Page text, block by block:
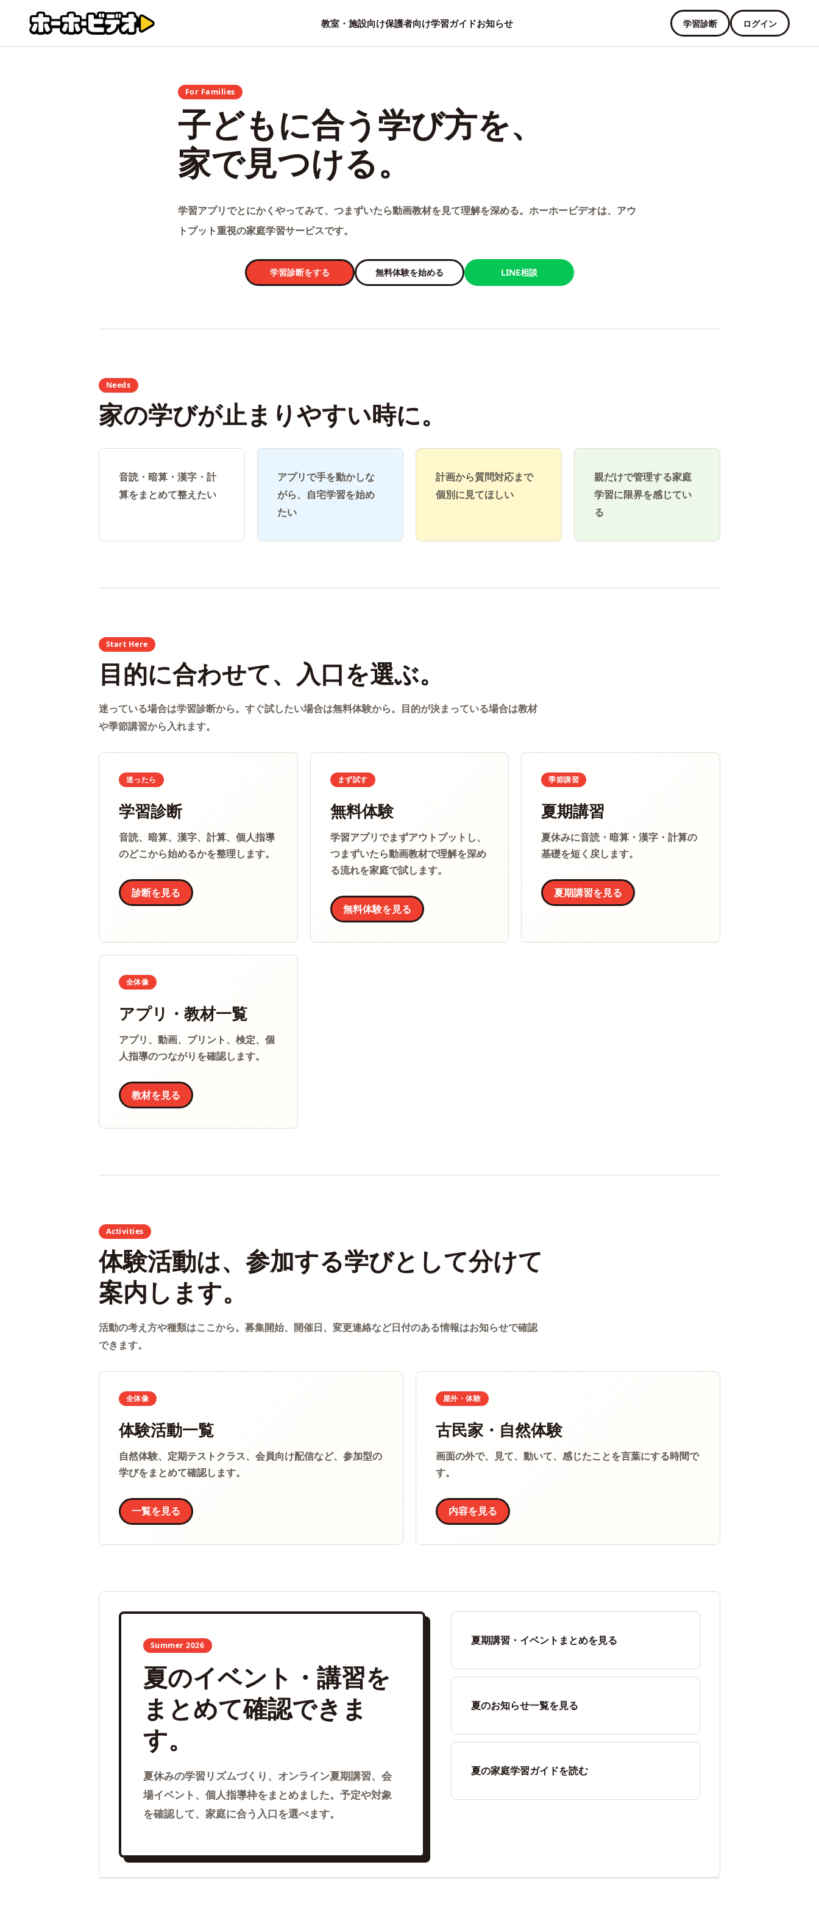
教室・施設向け保護者向け学習ガイドお知らせ 学習診断 ログイン
For Families
子どもに合う学び方を、
家で見つける。
学習アプリでとにかくやってみて、つまずいたら動画教材を見て理解を深める。ホーホービデオは、アウ
トプット重視の家庭学習サービスです。
学習診断をする 無料体験を始める LINE相談
Needs
家の学びが止まりやすい時に。
音読・暗算・漢字・計
算をまとめて整えたい
アプリで手を動かしな
がら、自宅学習を始め
たい
計画から質問対応まで
個別に見てほしい
親だけで管理する家庭
学習に限界を感じてい
る
Start Here
目的に合わせて、入口を選ぶ。
迷っている場合は学習診断から。すぐ試したい場合は無料体験から。目的が決まっている場合は教材
や季節講習から入れます。
迷ったら
学習診断
音読、暗算、漢字、計算、個人指導
のどこから始めるかを整理します。
診断を見る
まず試す
無料体験
学習アプリでまずアウトプットし、
つまずいたら動画教材で理解を深め
る流れを家庭で試します。
無料体験を見る
季節講習
夏期講習
夏休みに音読・暗算・漢字・計算の
基礎を短く戻します。
夏期講習を見る
全体像
アプリ・教材一覧
アプリ、動画、プリント、検定、個
人指導のつながりを確認します。
教材を見る
Activities
体験活動は、参加する学びとして分けて
案内します。
活動の考え方や種類はここから。募集開始、開催日、変更連絡など日付のある情報はお知らせで確認
できます。
全体像
体験活動一覧
自然体験、定期テストクラス、会員向け配信など、参加型の
学びをまとめて確認します。
一覧を見る
屋外・体験
古民家・自然体験
画面の外で、見て、動いて、感じたことを言葉にする時間で
す。
内容を見る
Summer 2026
夏のイベント・講習を
まとめて確認できま
す。
夏休みの学習リズムづくり、オンライン夏期講習、会
場イベント、個人指導枠をまとめました。予定や対象
を確認して、家庭に合う入口を選べます。
夏期講習・イベントまとめを見る
夏のお知らせ一覧を見る
夏の家庭学習ガイドを読む